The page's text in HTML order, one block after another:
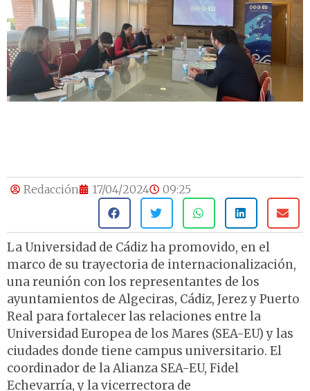
Redacción 17/04/2024 09:25
La Universidad de Cádiz ha promovido, en el
marco de su trayectoria de internacionalización,
una reunión con los representantes de los
ayuntamientos de Algeciras, Cádiz, Jerez y Puerto
Real para fortalecer las relaciones entre la
Universidad Europea de los Mares (SEA-EU) y las
ciudades donde tiene campus universitario. El
coordinador de la Alianza SEA-EU, Fidel
Echevarría, y la vicerrectora de